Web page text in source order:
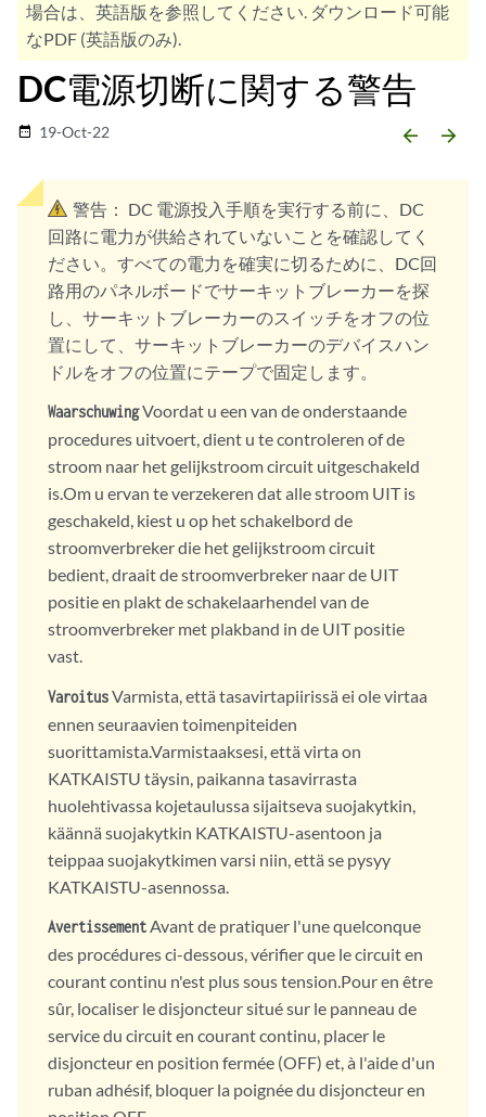
場合は、英語版を参照してください. ダウンロード可能
なPDF (英語版のみ).
DC電源切断に関する警告
date_range 19-Oct-22 arrow_backward arrow_forward
警告： DC 電源投入手順を実行する前に、DC
回路に電力が供給されていないことを確認してく
ださい。すべての電力を確実に切るために、DC回
路用のパネルボードでサーキットブレーカーを探
し、サーキットブレーカーのスイッチをオフの位
置にして、サーキットブレーカーのデバイスハン
ドルをオフの位置にテープで固定します。
WaarschuwingVoordat u een van de onderstaande
procedures uitvoert, dient u te controleren of de
stroom naar het gelijkstroom circuit uitgeschakeld
is.Om u ervan te verzekeren dat alle stroom UIT is
geschakeld, kiest u op het schakelbord de
stroomverbreker die het gelijkstroom circuit
bedient, draait de stroomverbreker naar de UIT
positie en plakt de schakelaarhendel van de
stroomverbreker met plakband in de UIT positie
vast.
VaroitusVarmista, että tasavirtapiirissä ei ole virtaa
ennen seuraavien toimenpiteiden
suorittamista.Varmistaaksesi, että virta on
KATKAISTU täysin, paikanna tasavirrasta
huolehtivassa kojetaulussa sijaitseva suojakytkin,
käännä suojakytkin KATKAISTU-asentoon ja
teippaa suojakytkimen varsi niin, että se pysyy
KATKAISTU-asennossa.
AvertissementAvant de pratiquer l'une quelconque
des procédures ci-dessous, vérifier que le circuit en
courant continu n'est plus sous tension.Pour en être
sûr, localiser le disjoncteur situé sur le panneau de
service du circuit en courant continu, placer le
disjoncteur en position fermée (OFF) et, à l'aide d'un
ruban adhésif, bloquer la poignée du disjoncteur en